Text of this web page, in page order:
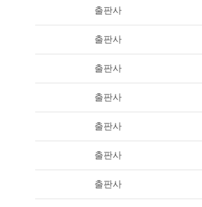
출판사
출판사
출판사
출판사
출판사
출판사
출판사